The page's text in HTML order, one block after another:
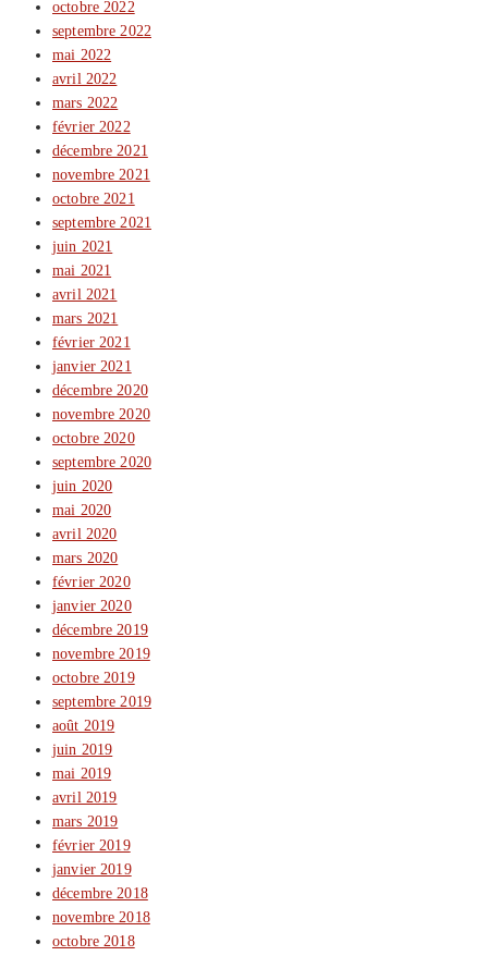
octobre 2022
septembre 2022
mai 2022
avril 2022
mars 2022
février 2022
décembre 2021
novembre 2021
octobre 2021
septembre 2021
juin 2021
mai 2021
avril 2021
mars 2021
février 2021
janvier 2021
décembre 2020
novembre 2020
octobre 2020
septembre 2020
juin 2020
mai 2020
avril 2020
mars 2020
février 2020
janvier 2020
décembre 2019
novembre 2019
octobre 2019
septembre 2019
août 2019
juin 2019
mai 2019
avril 2019
mars 2019
février 2019
janvier 2019
décembre 2018
novembre 2018
octobre 2018